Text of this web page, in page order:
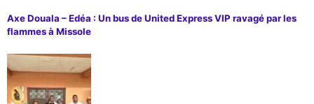
Axe Douala – Edéa : Un bus de United Express VIP ravagé par les
flammes à Missole